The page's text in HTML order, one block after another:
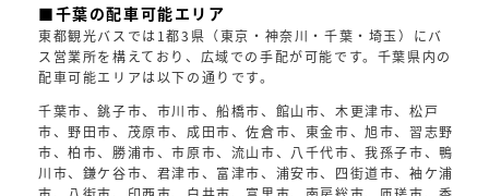
■千葉の配車可能エリア
東都観光バスでは1都3県（東京・神奈川・千葉・埼玉）にバ
ス営業所を構えており、広域での手配が可能です。千葉県内の
配車可能エリアは以下の通りです。
千葉市、銚子市、市川市、船橋市、館山市、木更津市、松戸
市、野田市、茂原市、成田市、佐倉市、東金市、旭市、習志野
市、柏市、勝浦市、市原市、流山市、八千代市、我孫子市、鴨
川市、鎌ケ谷市、君津市、富津市、浦安市、四街道市、袖ケ浦